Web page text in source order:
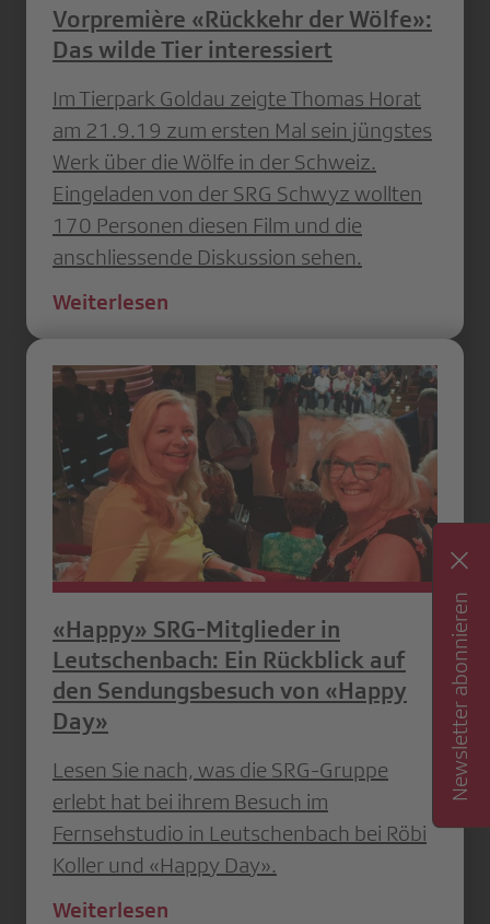
Vorpremière «Rückkehr der Wölfe»:
Das wilde Tier interessiert
Im Tierpark Goldau zeigte Thomas Horat
am 21.9.19 zum ersten Mal sein jüngstes
Werk über die Wölfe in der Schweiz.
Eingeladen von der SRG Schwyz wollten
170 Personen diesen Film und die
anschliessende Diskussion sehen.
Weiterlesen
«Happy» SRG-Mitglieder in
Leutschenbach: Ein Rückblick auf
den Sendungsbesuch von «Happy
Day»
Lesen Sie nach, was die SRG-Gruppe
erlebt hat bei ihrem Besuch im
Fernsehstudio in Leutschenbach bei Röbi
Koller und «Happy Day».
Weiterlesen
Newsletter abonnieren